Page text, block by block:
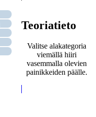
Teoriatieto
Valitse alakategoria
viemällä hiiri
vasemmalla olevien
painikkeiden päälle.